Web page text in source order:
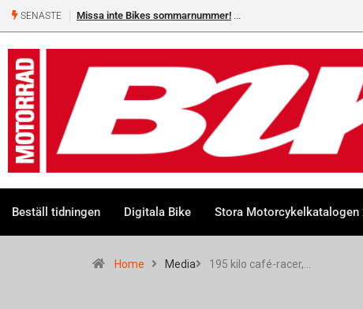
SENASTE Missa inte Bikes sommarnummer!
Beställ tidningen Digitala Bike Stora Motorcykelkatalogen
Home Media 195 kilo café-racer,…